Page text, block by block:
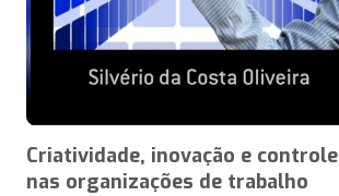
Criatividade, inovação e controle
nas organizações de trabalho